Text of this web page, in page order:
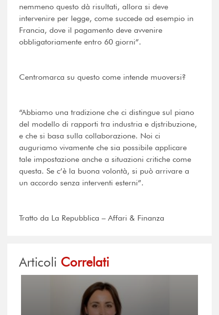
nemmeno questo dà risultati, allora si deve
intervenire per legge, come succede ad esempio in
Francia, dove il pagamento deve avvenire
obbligatoriamente entro 60 giorni”.
Centromarca su questo come intende muoversi?
“Abbiamo una tradizione che ci distingue sul piano
del modello di rapporti tra industria e djstribuzione,
e che si basa sulla collaborazione. Noi ci
auguriamo vivamente che sia possibile applicare
tale impostazione anche a situazioni critiche come
questa. Se c’è la buona volontà, si può arrivare a
un accordo senza interventi esterni”.
Tratto da La Repubblica – Affari & Finanza
Articoli Correlati